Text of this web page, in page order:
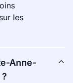
les
Anne-